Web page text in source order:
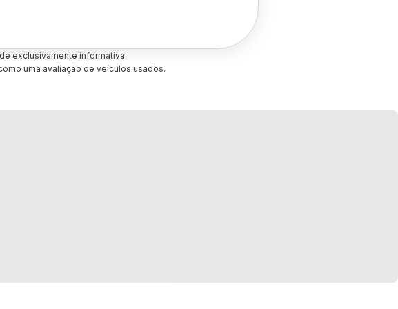
exclusivamente informativa.
uma avaliação de veículos usados.